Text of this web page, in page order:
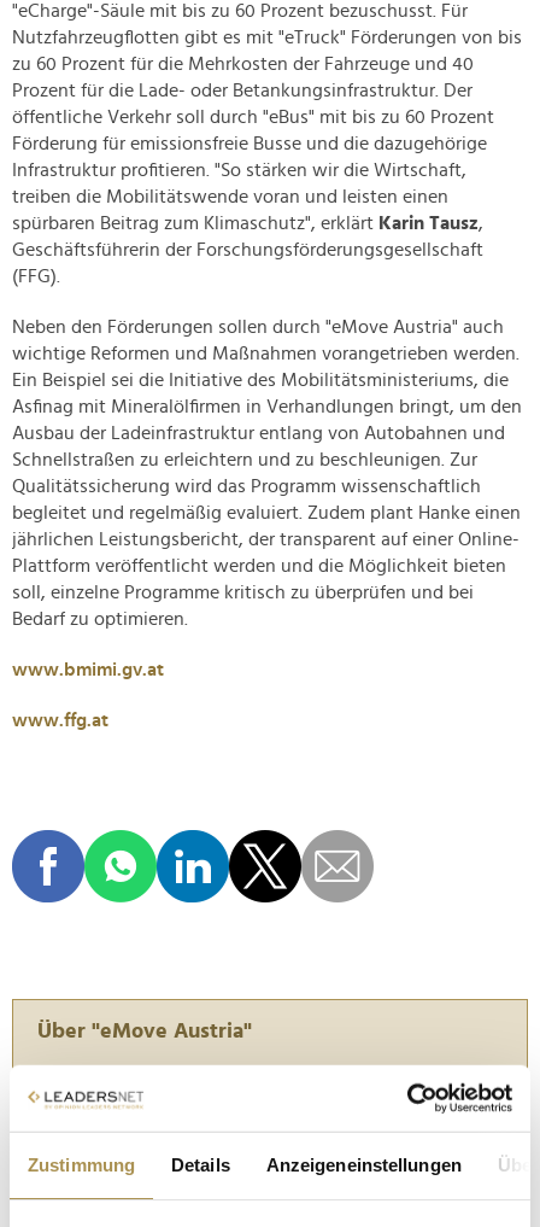
Zustimmung Details Anzeigeneinstellungen
"eCharge"-Säule mit bis zu 60 Prozent bezuschusst. Für
Nutzfahrzeugflotten gibt es mit "eTruck" Förderungen von bis
zu 60 Prozent für die Mehrkosten der Fahrzeuge und 40
Prozent für die Lade- oder Betankungsinfrastruktur. Der
öffentliche Verkehr soll durch "eBus" mit bis zu 60 Prozent
Förderung für emissionsfreie Busse und die dazugehörige
Infrastruktur profitieren. "So stärken wir die Wirtschaft,
treiben die Mobilitätswende voran und leisten einen
spürbaren Beitrag zum Klimaschutz", erklärt Karin Tausz,
Geschäftsführerin der Forschungsförderungsgesellschaft
(FFG).
Neben den Förderungen sollen durch "eMove Austria" auch
wichtige Reformen und Maßnahmen vorangetrieben werden.
Ein Beispiel sei die Initiative des Mobilitätsministeriums, die
Asfinag mit Mineralölfirmen in Verhandlungen bringt, um den
Ausbau der Ladeinfrastruktur entlang von Autobahnen und
Schnellstraßen zu erleichtern und zu beschleunigen. Zur
Qualitätssicherung wird das Programm wissenschaftlich
begleitet und regelmäßig evaluiert. Zudem plant Hanke einen
jährlichen Leistungsbericht, der transparent auf einer Online-
Plattform veröffentlicht werden und die Möglichkeit bieten
soll, einzelne Programme kritisch zu überprüfen und bei
Bedarf zu optimieren.
www.bmimi.gv.at
www.ffg.at
Über "eMove Austria"
künftig mehrere Aspekte der E-Mobilität gebündelt,
darunter die Säulen:
"eCharge" (Alle Maßnahmen zum Ausbau der
öffentlichen Ladeinfrastruktur),